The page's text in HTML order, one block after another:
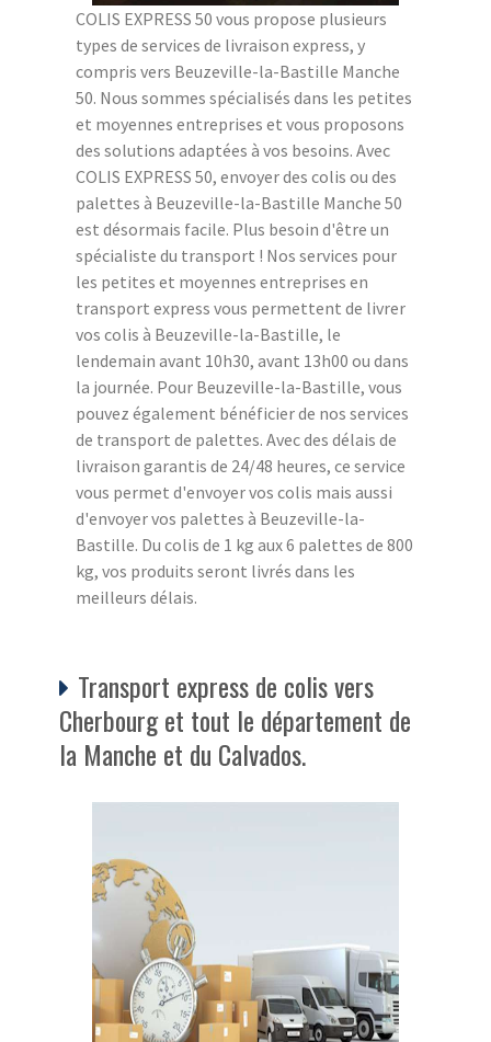
COLIS EXPRESS 50 vous propose plusieurs
types de services de livraison express, y
compris vers Beuzeville-la-Bastille Manche
50. Nous sommes spécialisés dans les petites
et moyennes entreprises et vous proposons
des solutions adaptées à vos besoins. Avec
COLIS EXPRESS 50, envoyer des colis ou des
palettes à Beuzeville-la-Bastille Manche 50
est désormais facile. Plus besoin d'être un
spécialiste du transport ! Nos services pour
les petites et moyennes entreprises en
transport express vous permettent de livrer
vos colis à Beuzeville-la-Bastille, le
lendemain avant 10h30, avant 13h00 ou dans
la journée. Pour Beuzeville-la-Bastille, vous
pouvez également bénéficier de nos services
de transport de palettes. Avec des délais de
livraison garantis de 24/48 heures, ce service
vous permet d'envoyer vos colis mais aussi
d'envoyer vos palettes à Beuzeville-la-
Bastille. Du colis de 1 kg aux 6 palettes de 800
kg, vos produits seront livrés dans les
meilleurs délais.
Transport express de colis vers
Cherbourg et tout le département de
la Manche et du Calvados.